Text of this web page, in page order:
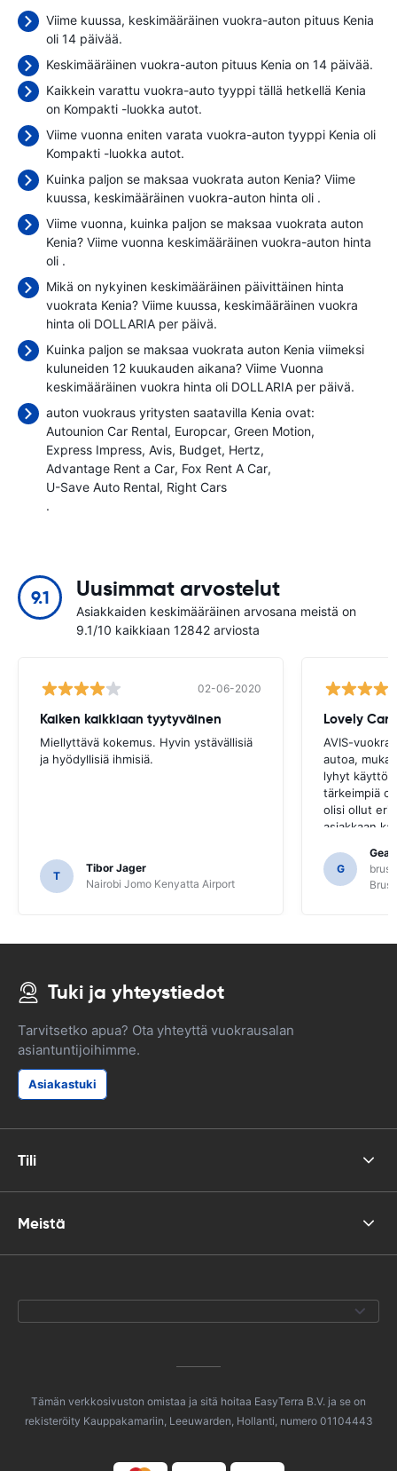
Viime kuussa, keskimääräinen vuokra-auton pituus Kenia
oli 14 päivää.
Keskimääräinen vuokra-auton pituus Kenia on 14 päivää.
Kaikkein varattu vuokra-auto tyyppi tällä hetkellä Kenia
on Kompakti -luokka autot.
Viime vuonna eniten varata vuokra-auton tyyppi Kenia oli
Kompakti -luokka autot.
Kuinka paljon se maksaa vuokrata auton Kenia? Viime
kuussa, keskimääräinen vuokra-auton hinta oli .
Viime vuonna, kuinka paljon se maksaa vuokrata auton
Kenia? Viime vuonna keskimääräinen vuokra-auton hinta
oli .
Mikä on nykyinen keskimääräinen päivittäinen hinta
vuokrata Kenia? Viime kuussa, keskimääräinen vuokra
hinta oli DOLLARIA per päivä.
Kuinka paljon se maksaa vuokrata auton Kenia viimeksi
kuluneiden 12 kuukauden aikana? Viime Vuonna
keskimääräinen vuokra hinta oli DOLLARIA per päivä.
auton vuokraus yritysten saatavilla Kenia ovat:
Autounion Car Rental Europcar Green Motion
Express Impress Avis Budget Hertz
Advantage Rent a Car Fox Rent A Car
U-Save Auto Rental Right Cars
.
9.1 Uusimmat arvostelut
Asiakkaiden keskimääräinen arvosana meistä on
9.1/10 kaikkiaan 12842 arviosta
02-06-2020
Kaiken kaikkiaan tyytyväinen
Miellyttävä kokemus. Hyvin ystävällisiä
ja hyödyllisiä ihmisiä.
T
Tibor Jager
Nairobi Jomo Kenyatta Airport
AVIS-
autoa,
lyhyt
tärkeimpiä
olisi ollut
asiakkaan
siitä, että
selvittäneet
G
Tuki ja yhteystiedot
Tarvitsetko apua? Ota yhteyttä vuokrausalan
asiantuntijoihimme.
Asiakastuki
Tili
Meistä
Tämän verkkosivuston omistaa ja sitä hoitaa EasyTerra B.V. ja se on
rekisteröity Kauppakamariin, Leeuwarden, Hollanti, numero 01104443